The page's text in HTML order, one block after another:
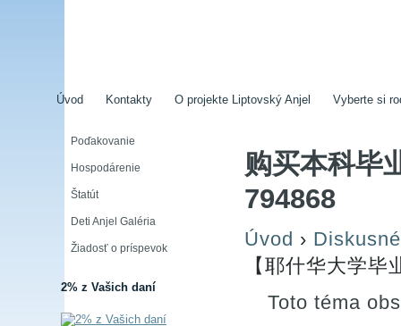
Úvod Kontakty O projekte Liptovský Anjel Vyberte si
Poďakovanie
Hospodárenie
Štatút
Deti Anjel Galéria
Žiadosť o príspevok
2% z Vašich daní
购买本科毕
794868
Úvod ›
【耶什华大学
Toto téma